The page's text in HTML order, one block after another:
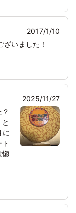
2017/1/10
ざいました！
2025/11/27
に
惚